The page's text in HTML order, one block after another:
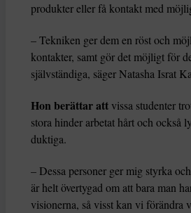
produkter eller få kontakt med
– Tekniken ger dem en röst och
kontakter, samt gör det möjligt för
självständiga, säger Natasha Israt
Hon berättar att vissa studenter
stora hinder arbetat hårt och också
duktiga.
– Dessa personer ger mig styrka
är helt övertygad om att bara man
visionerna, så visst kan vi förändra